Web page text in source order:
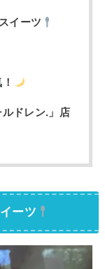
イーツ
ドレン.」店
ーツ